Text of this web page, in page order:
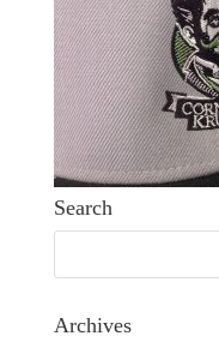
Search
Archives